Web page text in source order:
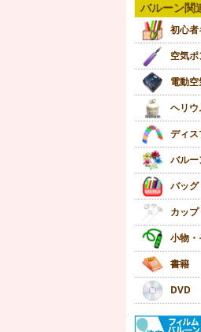
バルーン関
初心者
空気
電動
ヘリウ
ディス
バル
バッ
カッ
小物
書籍
DVD